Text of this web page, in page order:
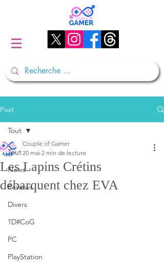
Post
Tout
News
Reviews
Divers
1D#CoG
PC
PlayStation
Tout
Les Lapins Crétins
débarquent chez EVA
Couple of Gamer
20 mai 2 min de lecture